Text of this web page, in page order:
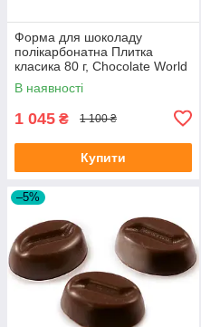
Форма для шоколаду
полікарбонатна Плитка
класика 80 г, Chocolate World
В наявності
1 045 ₴ 1 100 ₴
Купити
–5%